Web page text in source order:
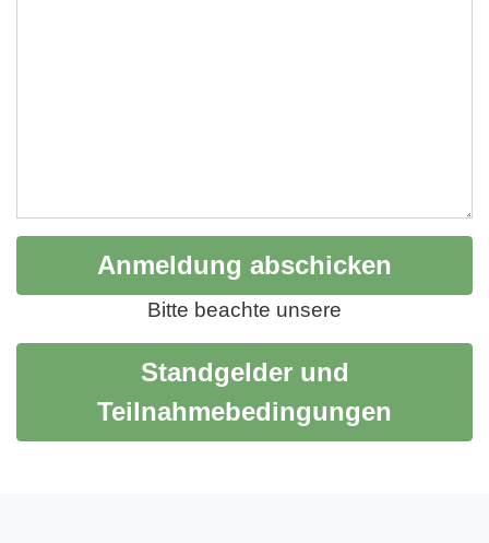
Bitte beachte unsere
Standgelder und
Teilnahmebedingungen